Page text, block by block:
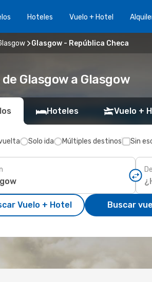
Hoteles Vuelo + Hotel
Glasgow - República Checa
Glasgow a Glasgow
Hoteles Vuelo +
Solo ida Múltiples destinos Sin
Vuelo + Hotel Buscar